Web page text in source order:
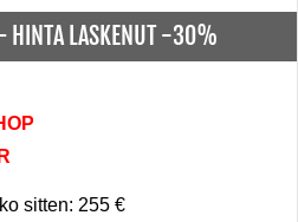
HINTA LASKENUT -30%
sitten: 255 €